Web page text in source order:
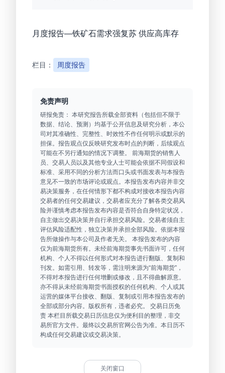
月度报告—铁矿石需求强复苏 供应高库存
栏目： 周度报告
免责声明
研报免责： 本研究报告所载全部资料（包括但不限于
数据、结论、预测）均基于公开信息及研究分析，本公
司对其准确性、完整性、时效性不作任何明示或默示的
担保。报告观点仅反映研究发布时点的判断，后续观点
可能在不另行通知的情况下调整。 前海期货的销售人
员、交易人员以及其他专业人士可能会依据不同假设和
标准、采用不同的分析方法而口头或书面发表与本报告
意见不一致的市场评论或观点。本报告发布内容并非交
易决策服务，在任何情形下都不构成对接收本报告内容
交易者的任何交易建议，交易者应充分了解各类交易风
险并谨慎考虑本报告发布内容是否符合自身特定状况，
自主做出交易决策并自行承担交易风险。交易者须自主
评估风险适配性，独立决策并承担全部风险。依据本报
告所做操作与本公司及作者无关。 本报告发布的内容
仅为前海期货所有。未经前海期货事先书面许可，任何
机构、个人不得以任何形式对本报告进行翻版、复制和
刊发。如需引用、转发等，需注明来源为“前海期货”，
不得对本报告进行任何增删或修改，且不得曲解原意。
亦不得从未经前海期货书面授权的任何机构、个人或其
运营的媒体平台接收、翻版、复制或引用本报告发布的
全部或部分内容。版权所有，违者必究。 交易日历免
责 本栏目所载交易日历信息仅为便利目的整理，非交
易所官方文件。最终以交易所官网公告为准。本日历不
构成任何交易建议或交易决策。
关闭窗口